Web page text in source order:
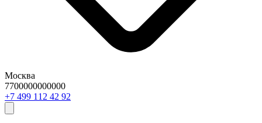
Москва
7700000000000
29 24 211 994 7+